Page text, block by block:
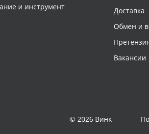
и инструмент
Доставка
Обмен и
Вакансии
© 2026 Винк